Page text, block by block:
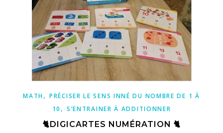
MATH,PRÉCISER LE SENS INNÉ DU NOMBRE DE 1 À
10 , S’ENTRAINER À ADDITIONNER
🐈DIGICARTES NUMÉRATION 🐈